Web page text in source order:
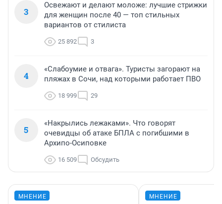
3
Освежают и делают моложе: лучшие стрижки
для женщин после 40 — топ стильных
вариантов от стилиста
25 892 3
4
«Слабоумие и отвага». Туристы загорают на
пляжах в Сочи, над которыми работает ПВО
18 999 29
5
«Накрылись лежаками». Что говорят
очевидцы об атаке БПЛА с погибшими в
Архипо-Осиповке
16 509 Обсудить
МНЕНИЕ МНЕНИЕ